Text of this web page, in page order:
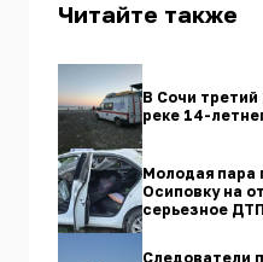
Читайте также
В Сочи третий
реке 14-
Молодая пара
Осиповку на
серьезное ДТП
Следователи